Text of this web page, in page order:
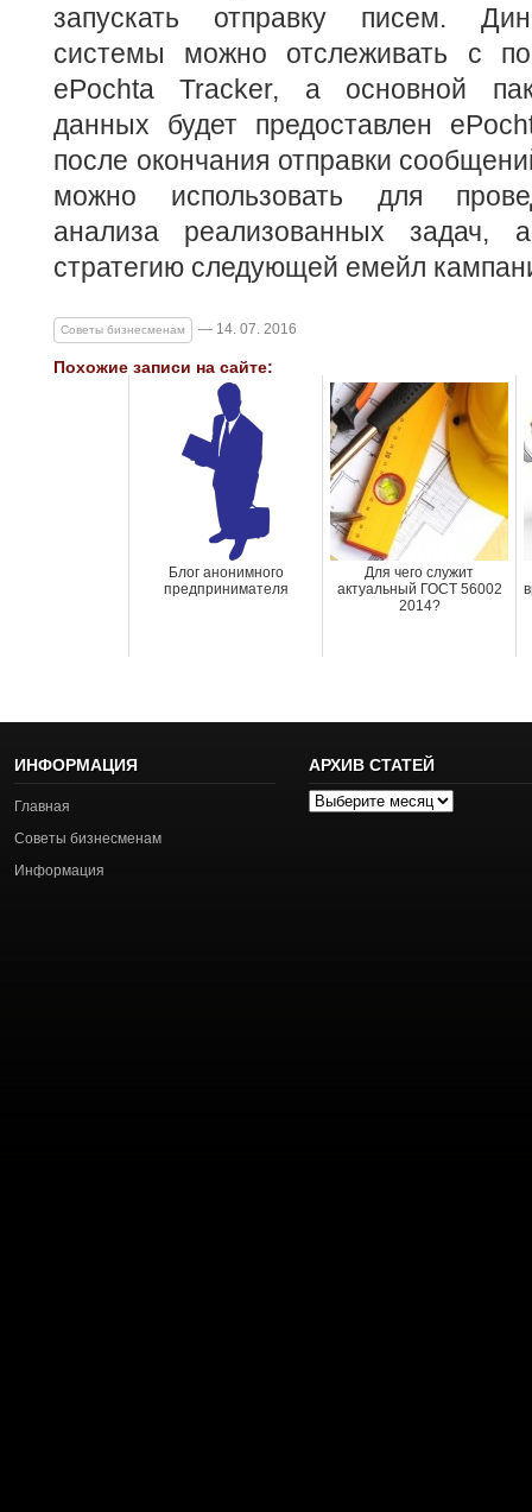
запускать отправку писем.
системы можно отслеживать с
ePochta Tracker, а основной
данных будет предоставлен
после окончания отправки
можно использовать для
анализа реализованных задач,
стратегию следующей емейл
Советы бизнесменам — 14. 07. 2016
Похожие записи на сайте:
Блог анонимного
предпринимателя
Для чего служит
актуальный ГОСТ 56002
2014?
ИНФОРМАЦИЯ
Главная
Советы бизнесменам
Информация
АРХИВ СТАТЕЙ
Архив